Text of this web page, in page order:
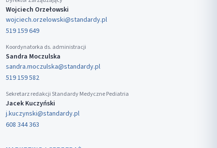
Wojciech Orzełowski
wojciech.orzelowski@standardy.pl
519 159 649
Koordynatorka ds. administracji
Sandra Moczulska
sandra.moczulska@standardy.pl
519 159 582
Sekretarz redakcji Standardy Medyczne Pediatria
Jacek Kuczyński
j.kuczynski@standardy.pl
608 344 363